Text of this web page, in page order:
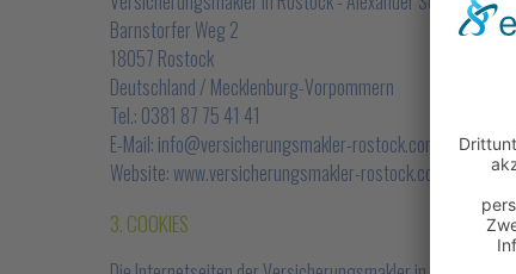
Barnstorfer Weg 2
18057 Rostock
Deutschland / Mecklenburg-Vorpommern
Tel.: 0381 87 75 41 41
E-Mail: info@versicherungsmakler-rostock.com
Website: www.versicherungsmakler-rostock.com
3. COOKIES